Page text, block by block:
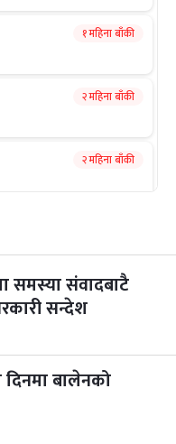
१ महिना बाँकी
२ महिना बाँकी
२ महिना बाँकी
२ महिना बाँकी
समस्या संवादबाटै
सन्देश
बालेनको